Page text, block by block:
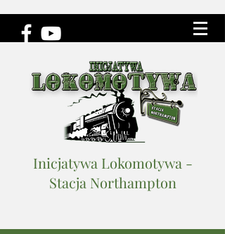
Inicjatywa Lokomotywa -
Stacja Northampton